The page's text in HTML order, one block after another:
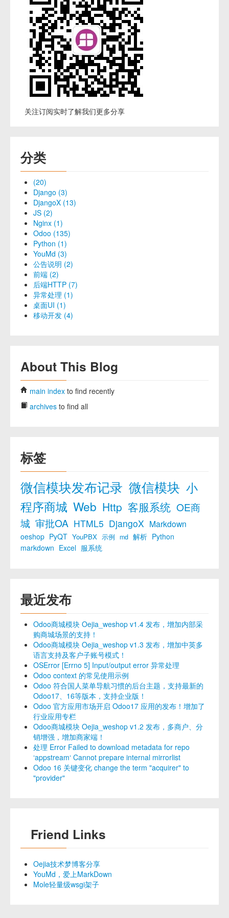
关注订阅实时了解我们更多分享
分类
(20)
Django (3)
DjangoX (13)
JS (2)
Nginx (1)
Odoo (135)
Python (1)
YouMd (3)
公告说明 (2)
前端 (2)
后端HTTP (7)
异常处理 (1)
桌面UI (1)
移动开发 (4)
About This Blog
main index to find recently
archives to find all
标签
微信模块发布记录 微信模块 小
程序商城 Web Http 客服系统 OE商
城 审批OA HTML5 DjangoX Markdown
oeshop PyQT YouPBX 示例 md 解析 Python
markdown Excel 服系统
最近发布
Odoo商城模块 Oejia_weshop v1.4 发布，增加内部采
购商城场景的支持！
Odoo商城模块 Oejia_weshop v1.3 发布，增加中英多
语言支持及客户子账号模式！
OSError [Errno 5] Input/output error 异常处理
Odoo context 的常见使用示例
Odoo 符合国人菜单导航习惯的后台主题，支持最新的
Odoo17、16等版本，支持企业版！
Odoo 官方应用市场开启 Odoo17 应用的发布！增加了
行业应用专栏
Odoo商城模块 Oejia_weshop v1.2 发布，多商户、分
销增强，增加商家端！
处理 Error Failed to download metadata for repo
‘appstream‘ Cannot prepare internal mirrorlist
Odoo 16 关键变化 change the term "acquirer" to
"provider"
Friend Links
Oejia技术梦博客分享
YouMd，爱上MarkDown
Mole轻量级wsgi架子